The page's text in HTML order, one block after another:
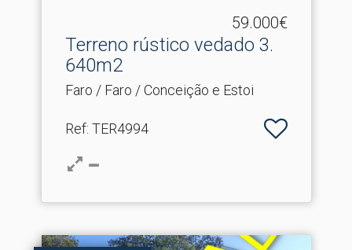
59.000€
Terreno rústico vedado 3.​
640m2
Faro / Faro / Conceição e Estoi
Ref: TER4994